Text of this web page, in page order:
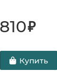
810₽
Купить